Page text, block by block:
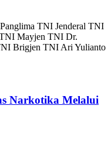
TNI Jenderal TNI
Mayjen TNI Dr.
Brigjen TNI Ari Yulianto
Narkotika Melalui